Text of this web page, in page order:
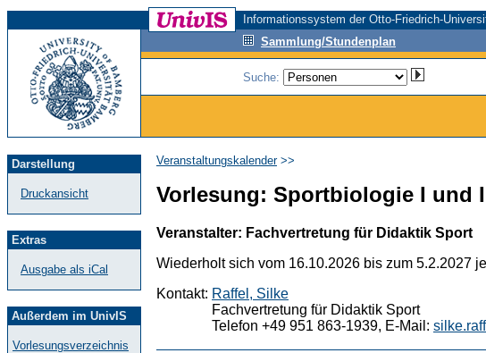
Informationssystem der Otto-Friedrich-
Sammlung/Stundenplan
Suche:
Darstellung
Druckansicht
Extras
Ausgabe als iCal
Außerdem im UnivIS
Vorlesungsverzeichnis
Veranstaltungskalender>>
Vorlesung: Sportbiologie I und
Veranstalter: Fachvertretung für Didaktik Sport
Wiederholt sich vom 16.10.2026 bis zum 5.2.2027
Kontakt: Raffel, Silke
Fachvertretung für Didaktik Sport
Telefon +49 951 863-1939, E-Mail: